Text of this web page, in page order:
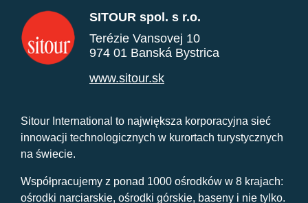
SITOUR spol. s r.o.
Terézie Vansovej 10
974 01 Banská Bystrica
www.sitour.sk
Sitour International to największa korporacyjna sieć
innowacji technologicznych w kurortach turystycznych
na świecie.
Współpracujemy z ponad 1000 ośrodków w 8 krajach:
ośrodki narciarskie, ośrodki górskie, baseny i nie tylko.